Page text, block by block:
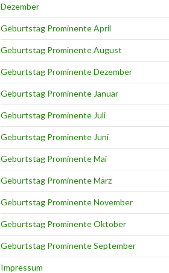
Dezember
Geburtstag Prominente April
Geburtstag Prominente August
Geburtstag Prominente Dezember
Geburtstag Prominente Januar
Geburtstag Prominente Juli
Geburtstag Prominente Juni
Geburtstag Prominente Mai
Geburtstag Prominente März
Geburtstag Prominente November
Geburtstag Prominente Oktober
Geburtstag Prominente September
Impressum